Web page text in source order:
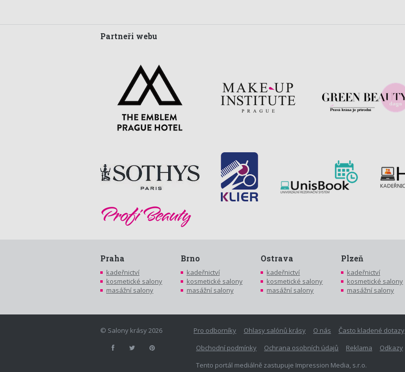
Partneři webu
Praha
kadeřnictví
kosmetické salony
masážní salony
Brno
kadeřnictví
kosmetické salony
masážní salony
Ostrava
kadeřnictví
kosmetické salony
masážní salony
Plzeň
kadeřnictví
kosmetické salony
masážní salony
Pro odborníky Ohlasy salónů krásy O nás Často kladené dotazy
Obchodní podmínky
Ochrana osobních údajů Reklama Odkazy
Tento portál mediálně zastupuje Impression Media, s.r.o.
© Salony krásy 2026